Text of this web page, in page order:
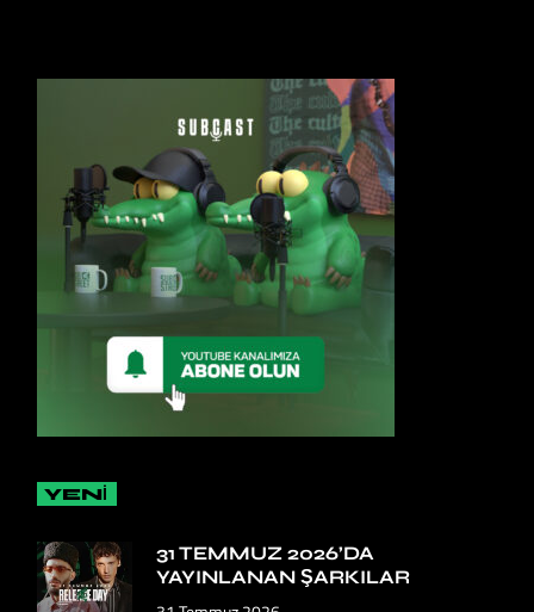
YENİ
31 TEMMUZ 2026’DA
YAYINLANAN ŞARKILAR